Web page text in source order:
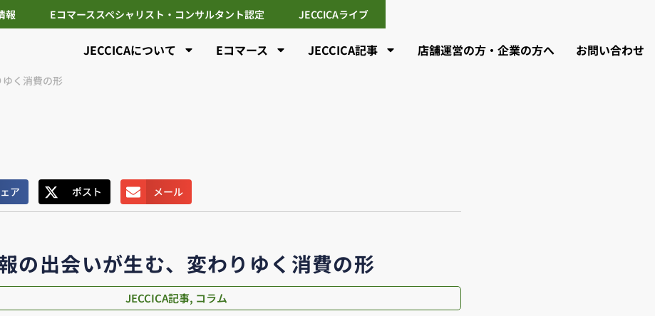
報 Eコマーススペシャリスト・コンサルタント認定 JECCICAライブ
JECCICAについて Eコマース JECCICA記事 店舗運営の方・企業の方へ お問い合わせ
く消費の形
ア ポスト メール
の出会いが生む、変わりゆく消費の形
JECCICA記事, コラム